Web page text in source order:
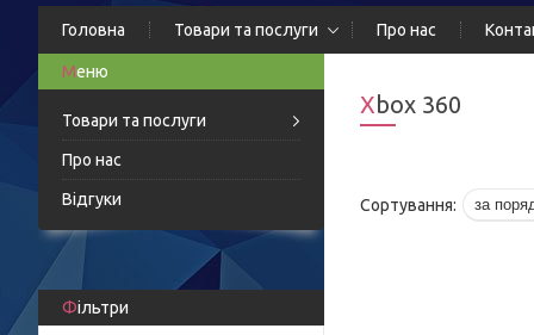
Головна Товари та послуги Про нас
Товари та послуги
Про нас
Відгуки
Фільтри
Xbox 360